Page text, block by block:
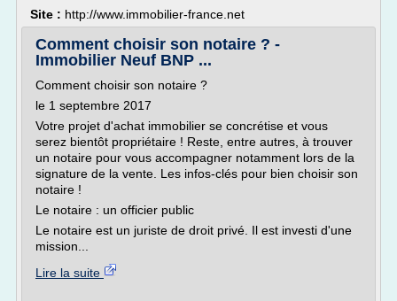
Site : http://www.immobilier-france.net
Comment choisir son notaire ? -
Immobilier Neuf BNP ...
Comment choisir son notaire ?
le 1 septembre 2017
Votre projet d'achat immobilier se concrétise et vous
serez bientôt propriétaire ! Reste, entre autres, à trouver
un notaire pour vous accompagner notamment lors de la
signature de la vente. Les infos-clés pour bien choisir son
notaire !
Le notaire : un officier public
Le notaire est un juriste de droit privé. Il est investi d'une
mission...
Lire la suite